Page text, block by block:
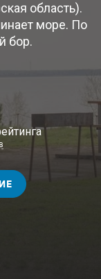
область).
море. По
бор.